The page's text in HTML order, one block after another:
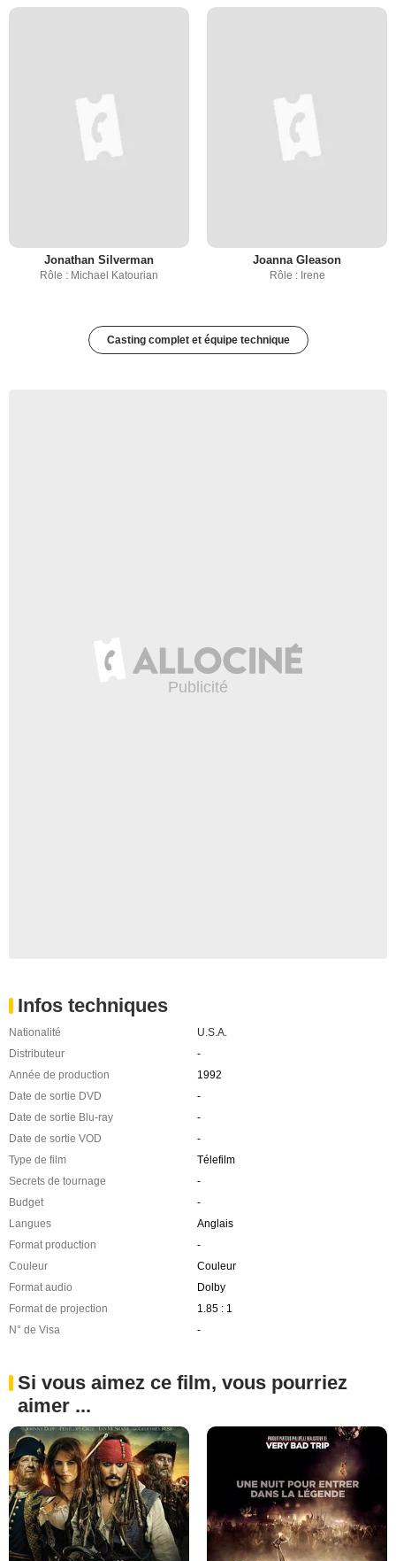
Jonathan Silverman
Rôle : Michael Katourian
Joanna Gleason
Rôle : Irene
Casting complet et équipe technique
Infos techniques
Nationalité
U.S.A.
Distributeur
-
Année de production
1992
Date de sortie DVD
-
Date de sortie Blu-ray
-
Date de sortie VOD
-
Type de film
Télefilm
Secrets de tournage
-
Budget
-
Langues
Anglais
Format production
-
Couleur
Couleur
Format audio
Dolby
Format de projection
1.85 : 1
N° de Visa
-
Si vous aimez ce film, vous pourriez
aimer ...